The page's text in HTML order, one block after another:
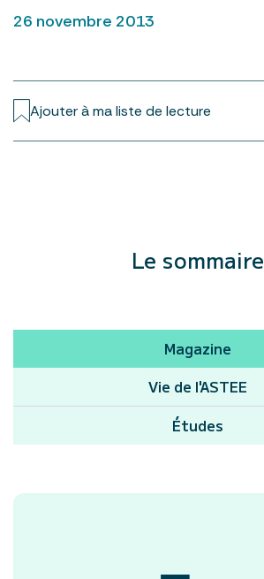
26 novembre 2013
Ajouter à ma liste de lecture
Le sommaire
Magazine
Vie de l'ASTEE
Études